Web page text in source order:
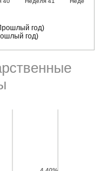
год)
год)